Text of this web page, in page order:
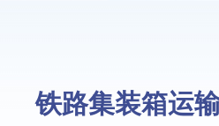
铁路集装箱运